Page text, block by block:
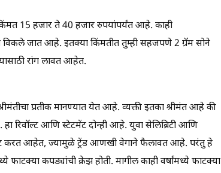
15 हजार ते 40 हजार रुपयांपर्यंत आहे. काही
विकले जात आहे. इतक्या किंमतीत तुम्ही सहजपणे 2 ग्रॅम सोने
रांग लावत आहेत.
प्रतीक मानण्यात येत आहे. व्यक्ती इतका श्रीमंत आहे की
आणि स्टेटमेंट दोन्ही आहे. युवा सेलिब्रिटी आणि
करत आहेत, ज्यामुळे ट्रेंड आणखी वेगाने फैलावत आहे. परंतु हे
कपड्यांची क्रेझ होती. मागील काही वर्षांमध्ये फाटक्या